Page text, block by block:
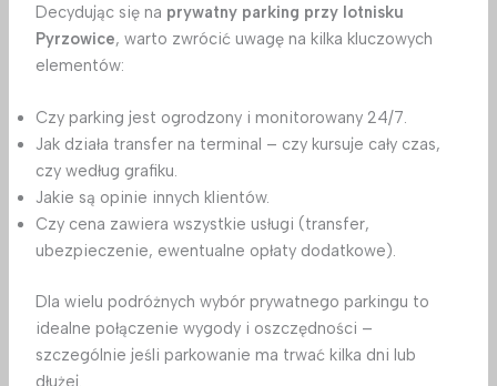
Decydując się na prywatny parking przy lotnisku
Pyrzowice, warto zwrócić uwagę na kilka kluczowych
elementów:
Czy parking jest ogrodzony i monitorowany 24/7.
Jak działa transfer na terminal – czy kursuje cały czas,
czy według grafiku.
Jakie są opinie innych klientów.
Czy cena zawiera wszystkie usługi (transfer,
ubezpieczenie, ewentualne opłaty dodatkowe).
Dla wielu podróżnych wybór prywatnego parkingu to
idealne połączenie wygody i oszczędności –
szczególnie jeśli parkowanie ma trwać kilka dni lub
dłużej.